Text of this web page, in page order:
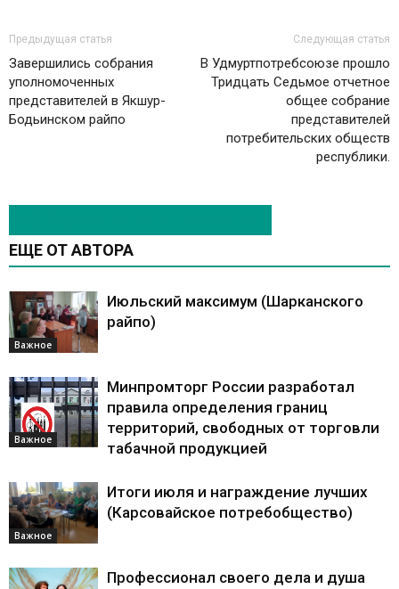
Предыдущая статья
Завершились собрания
уполномоченных
представителей в Якшур-
Бодьинском райпо
Следующая статья
В Удмуртпотребсоюзе прошло
Тридцать Седьмое отчетное
общее собрание
представителей
потребительских обществ
республики.
ЕЩЕ ОТ АВТОРА
Важное
Июльский максимум (Шарканского
райпо)
Важное
Минпромторг России разработал
правила определения границ
территорий, свободных от торговли
табачной продукцией
Важное
Итоги июля и награждение лучших
(Карсовайское потребобщество)
Профессионал своего дела и душа